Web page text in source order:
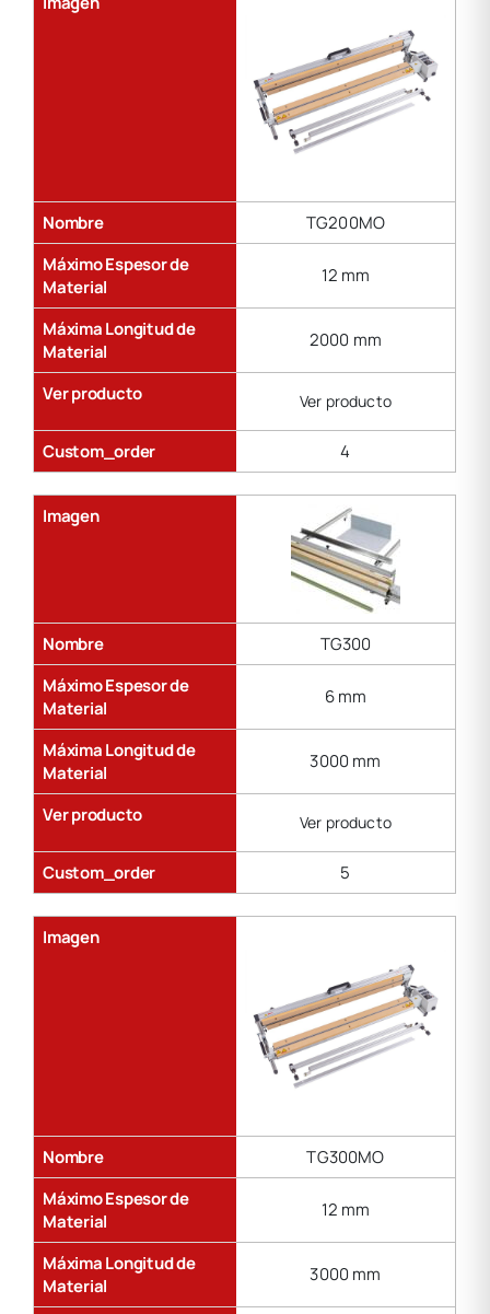
Nombre
TG200MO
Máximo Espesor de
Material
12 mm
Máxima Longitud de
Material
2000 mm
Ver producto Ver producto
Custom_order 4
Imagen
Nombre
TG300
Máximo Espesor de
Material
6 mm
Máxima Longitud de
Material
3000 mm
Ver producto Ver producto
Custom_order 5
Imagen
Nombre
TG300MO
Máximo Espesor de
Material
12 mm
Máxima Longitud de
Material
3000 mm